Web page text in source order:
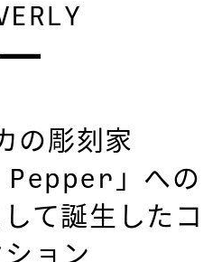
の彫刻家
」への
て誕生したコ
ション